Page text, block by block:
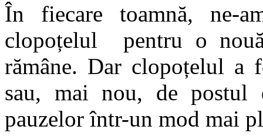
În fiecare toamnă, ne-
clopoțelul pentru o
rămâne. Dar clopoțelul a
sau, mai nou, de postul
pauzelor într-un mod mai